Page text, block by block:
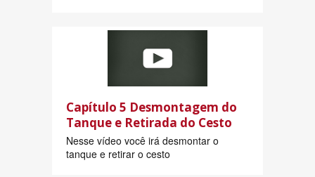
Capítulo 5 Desmontagem do
Tanque e Retirada do Cesto
Nesse vídeo você irá desmontar o
tanque e retirar o cesto